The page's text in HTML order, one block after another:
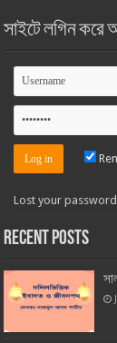
সাইটে লগিন করে
Lost your
Recent Posts